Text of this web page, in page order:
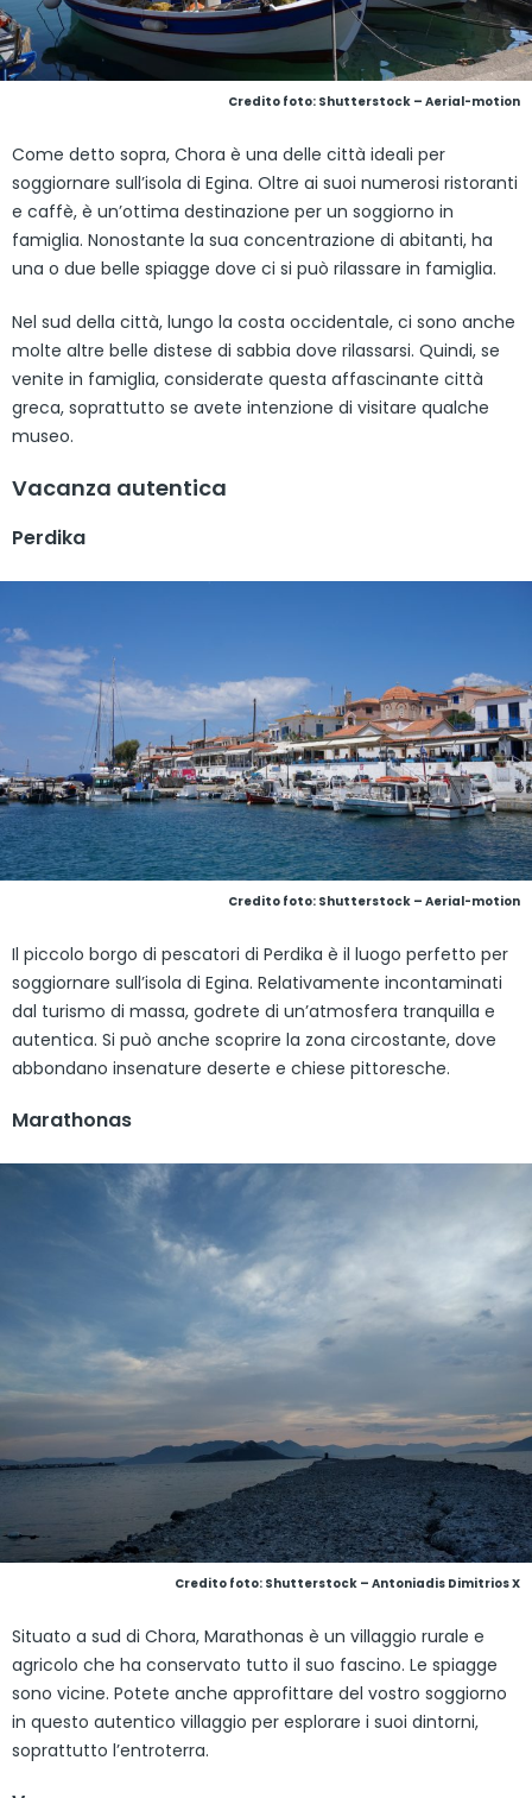
Credito foto: Shutterstock – Aerial-motion
Come detto sopra, Chora è una delle città ideali per
soggiornare sull’isola di Egina. Oltre ai suoi numerosi ristoranti
e caffè, è un’ottima destinazione per un soggiorno in
famiglia. Nonostante la sua concentrazione di abitanti, ha
una o due belle spiagge dove ci si può rilassare in famiglia.
Nel sud della città, lungo la costa occidentale, ci sono anche
molte altre belle distese di sabbia dove rilassarsi. Quindi, se
venite in famiglia, considerate questa affascinante città
greca, soprattutto se avete intenzione di visitare qualche
museo.
Vacanza autentica
Perdika
Credito foto: Shutterstock – Aerial-motion
Il piccolo borgo di pescatori di Perdika è il luogo perfetto per
soggiornare sull’isola di Egina. Relativamente incontaminati
dal turismo di massa, godrete di un’atmosfera tranquilla e
autentica. Si può anche scoprire la zona circostante, dove
abbondano insenature deserte e chiese pittoresche.
Marathonas
Credito foto: Shutterstock – Antoniadis Dimitrios X
Situato a sud di Chora, Marathonas è un villaggio rurale e
agricolo che ha conservato tutto il suo fascino. Le spiagge
sono vicine. Potete anche approfittare del vostro soggiorno
in questo autentico villaggio per esplorare i suoi dintorni,
soprattutto l’entroterra.